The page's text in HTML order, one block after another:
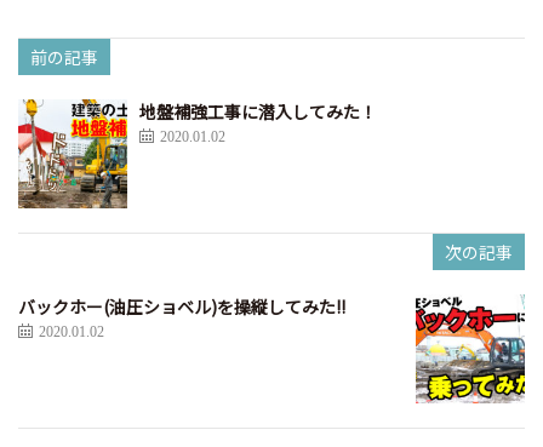
前の記事
地盤補強工事に潜入してみた！
2020.01.02
次の記事
バックホー(油圧ショベル)を操縦してみた!!
2020.01.02